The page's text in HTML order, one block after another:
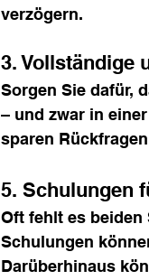
verzögern.
3. Vollständige
Sorgen Sie dafür,
– und zwar in
sparen
5. Schulungen
Oft fehlt es beiden
Schulungen
Darüberhinaus